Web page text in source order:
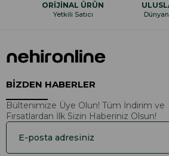
ORİJİNAL ÜRÜN
Yetkili Satıcı
BİZDEN HABERLER
Bültenimize Üye Olun! Tüm İndirim ve
Fırsatlardan İlk Sizin Haberiniz Olsun!